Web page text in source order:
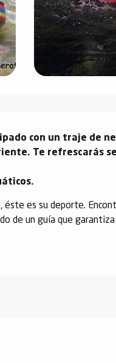
con un traje de
Te refrescarás
éste es su deporte.
de un guía que